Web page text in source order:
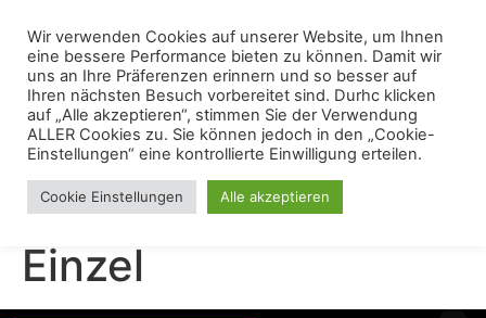
VM Erwachsene
Einzel
Wir verwenden Cookies auf unserer Website, um Ihnen
eine bessere Performance bieten zu können. Damit wir
uns an Ihre Präferenzen erinnern und so besser auf
Ihren nächsten Besuch vorbereitet sind. Durhc klicken
auf „Alle akzeptieren“, stimmen Sie der Verwendung
ALLER Cookies zu. Sie können jedoch in den „Cookie-
Einstellungen“ eine kontrollierte Einwilligung erteilen.
Cookie Einstellungen Alle akzeptieren